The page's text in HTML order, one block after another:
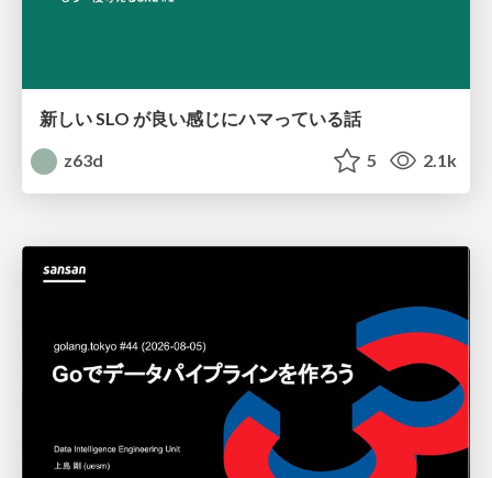
新しい SLO が良い感じにハマっている話
z63d
5 2.1k